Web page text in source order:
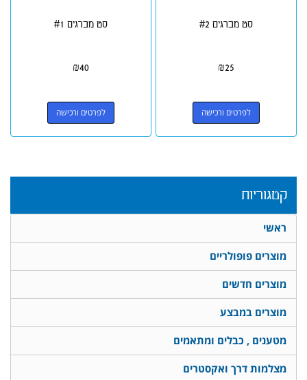
סט מברגים #2
₪25
לפרטים ורכישה
סט מברגים #1
₪40
לפרטים ורכישה
קטגוריות
ראשי
מוצרים פופולריים
מוצרים חדשים
מוצרים במבצע
מטענים , כבלים ומתאמים
מצלמות דרך ואקסטרים